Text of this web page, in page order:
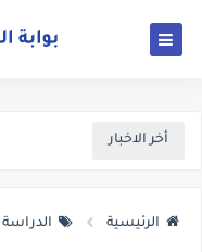
أخر الاخبار
الرئيسية الدراسة